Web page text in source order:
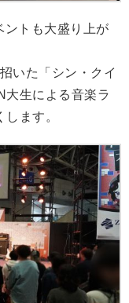
トも大盛り上が
いた「シン・クイ
大生による音楽ラ
ます。